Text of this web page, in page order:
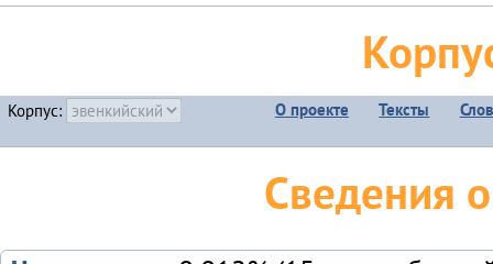
Корпус: О проекте Тексты
Сведения